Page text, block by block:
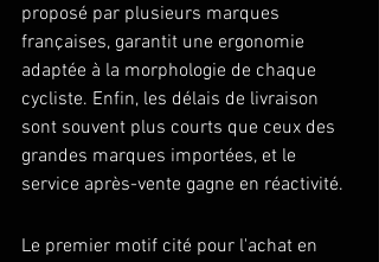
proposé par plusieurs marques
françaises, garantit une ergonomie
adaptée à la morphologie de chaque
cycliste. Enfin, les délais de livraison
sont souvent plus courts que ceux des
grandes marques importées, et le
service après-vente gagne en réactivité.
Le premier motif cité pour l'achat en